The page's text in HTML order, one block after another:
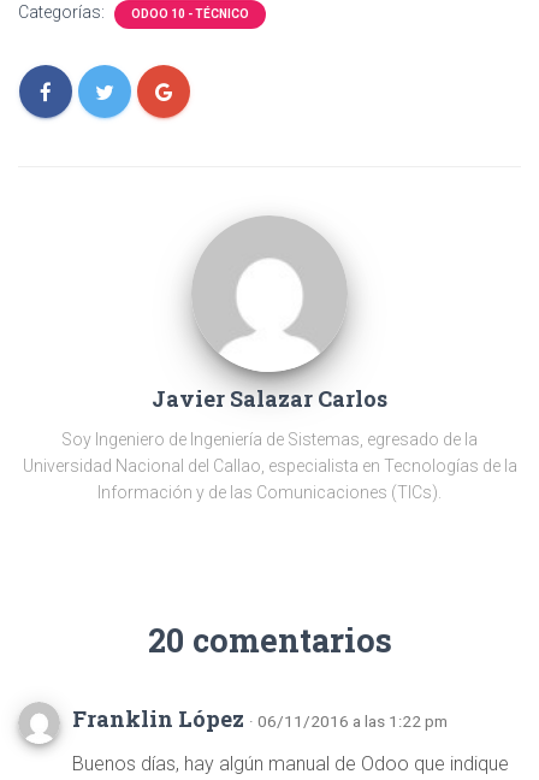
Categorías: ODOO 10 - TÉCNICO
Javier Salazar Carlos
Soy Ingeniero de Ingeniería de Sistemas, egresado de la
Universidad Nacional del Callao, especialista en Tecnologías de la
Información y de las Comunicaciones (TICs).
20 comentarios
Franklin López · 06/11/2016 a las 1:22 pm
Buenos días, hay algún manual de Odoo que indique